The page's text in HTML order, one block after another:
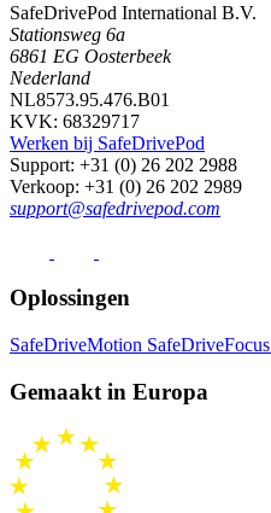
SafeDrivePod International B.V.
Stationsweg 6a
6861 EG Oosterbeek
Nederland
NL8573.95.476.B01
KVK: 68329717
Werken bij SafeDrivePod
Support: +31 (0) 26 202 2988
Verkoop: +31 (0) 26 202 2989
support@safedrivepod.com
Oplossingen
SafeDriveMotion SafeDriveFocus
Gemaakt in Europa